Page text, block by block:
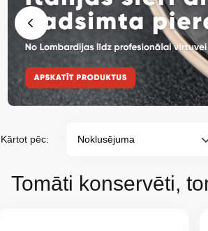
Kārtot pēc:
Tomāti konservēti,